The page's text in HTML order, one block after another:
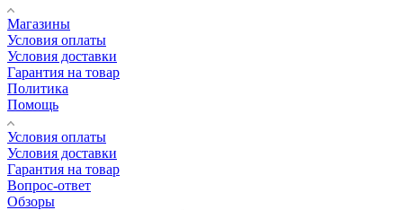
Магазины
Условия оплаты
Условия доставки
Гарантия на товар
Политика
Помощь
Условия оплаты
Условия доставки
Гарантия на товар
Вопрос-ответ
Обзоры